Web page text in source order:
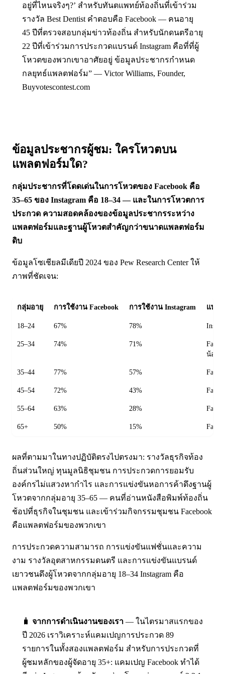
อยู่ที่ไหนจริงๆ?’ สำหรับทันตแพทย์ท้องถิ่นที่เข้าร่วม
รางวัล Best Dentist คำตอบคือ Facebook — คนอายุ
45 ปีที่ตรวจสอบกลุ่มข่าวท้องถิ่น สำหรับนักดนตรีอายุ
22 ปีที่เข้าร่วมการประกวดแบรนด์ Instagram คือที่ที่ผู้
โหวตของพวกเขาอาศัยอยู่ ข้อมูลประชากรกำหนด
กลยุทธ์แพลตฟอร์ม” — Victor Williams, Founder,
Buyvotescontest.com
ข้อมูลประชากรผู้ชม: ใครโหวตบน
แพลตฟอร์มใด?
กลุ่มประชากรที่โดดเด่นในการโหวตของ Facebook คือ
35–65 ของ Instagram คือ 18–34 — และในการโหวตการ
ประกวด ความสอดคล้องของข้อมูลประชากรระหว่าง
แพลตฟอร์มและฐานผู้โหวตสำคัญกว่าขนาดแพลตฟอร์ม
ดิบ
ข้อมูลโซเชียลมีเดียปี 2024 ของ Pew Research Center ให้
ภาพที่ชัดเจน:
กลุ่มอายุ การใช้งาน Facebook การใช้งาน Instagram แพล
18–24 67% 78%
25–34 74% 71%
น้อย
35–44 77% 57%
45–54 72% 43%
55–64 63% 28%
65+ 50% 15%
ผลที่ตามมาในทางปฏิบัติตรงไปตรงมา: รางวัลธุรกิจท้อง
ถิ่นส่วนใหญ่ ทุนมูลนิธิชุมชน การประกวดการยอมรับ
องค์กรไม่แสวงหากำไร และการแข่งขันหอการค้าดึงฐานผู้
โหวตจากกลุ่มอายุ 35–65 — คนที่อ่านหนังสือพิมพ์ท้องถิ่น
ช้อปที่ธุรกิจในชุมชน และเข้าร่วมกิจกรรมชุมชน Facebook
คือแพลตฟอร์มของพวกเขา
การประกวดความสามารถ การแข่งขันแฟชั่นและความ
งาม รางวัลอุตสาหกรรมดนตรี และการแข่งขันแบรนด์
เยาวชนดึงผู้โหวตจากกลุ่มอายุ 18–34 Instagram คือ
แพลตฟอร์มของพวกเขา
🧳 จากการดำเนินงานของเรา — ในไตรมาสแรกของ
ปี 2026 เราวิเคราะห์แคมเปญการประกวด 89
รายการในทั้งสองแพลตฟอร์ม สำหรับการประกวดที่
ผู้ชมหลักของผู้จัดอายุ 35+: แคมเปญ Facebook ทำได้